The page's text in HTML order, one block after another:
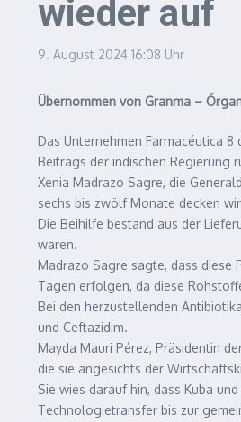
wieder auf
9. August 2024 16:08 Uhr
Übernommen von Granma –
Das Unternehmen Farmacéutica
Beitrags der indischen Regierung
Xenia Madrazo Sagre, die
sechs bis zwölf Monate decken
Die Beihilfe bestand aus der
waren.
Madrazo Sagre sagte, dass diese
Tagen erfolgen, da diese
Bei den herzustellenden
und Ceftazidim.
Mayda Mauri Pérez, Präsidentin
die sie angesichts der
Sie wies darauf hin, dass Kuba
Technologietransfer bis zur